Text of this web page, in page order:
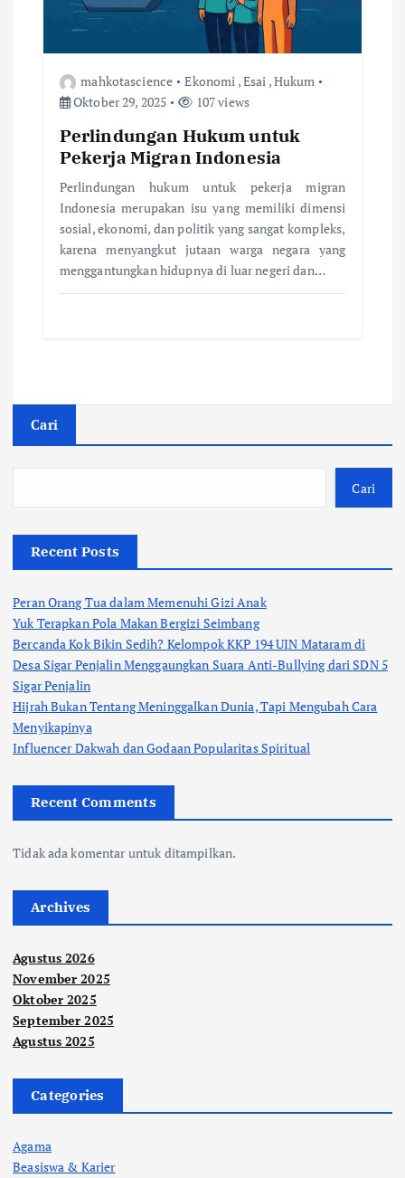
mahkotascience Ekonomi ,Esai ,Hukum
Oktober 29, 2025
107 views
Perlindungan Hukum untuk
Pekerja Migran Indonesia
Perlindungan hukum untuk pekerja migran
Indonesia merupakan isu yang memiliki dimensi
sosial, ekonomi, dan politik yang sangat kompleks,
karena menyangkut jutaan warga negara yang
menggantungkan hidupnya di luar negeri dan…
Cari
Cari
Recent Posts
Peran Orang Tua dalam Memenuhi Gizi Anak
Yuk Terapkan Pola Makan Bergizi Seimbang
Bercanda Kok Bikin Sedih? Kelompok KKP 194 UIN Mataram di
Desa Sigar Penjalin Menggaungkan Suara Anti-Bullying dari SDN 5
Sigar Penjalin
Hijrah Bukan Tentang Meninggalkan Dunia, Tapi Mengubah Cara
Menyikapinya
Influencer Dakwah dan Godaan Popularitas Spiritual
Recent Comments
Tidak ada komentar untuk ditampilkan.
Archives
Agustus 2026
November 2025
Oktober 2025
September 2025
Agustus 2025
Categories
Agama
Beasiswa & Karier